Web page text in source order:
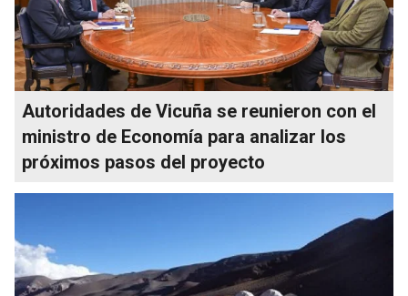
Autoridades de Vicuña se reunieron con el
ministro de Economía para analizar los
próximos pasos del proyecto